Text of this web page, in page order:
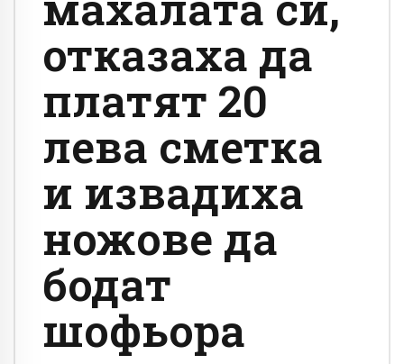
отказаха да
платят 20
лева сметка
и извадиха
ножове да
бодат
шофьора